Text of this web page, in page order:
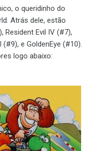
o queridinho do
Atrás dele, estão
Resident Evil IV (#7),
e GoldenEye (#10).
logo abaixo: